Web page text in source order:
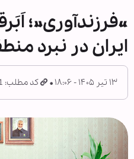
«فرزندآوری»؛
ایران در نبرد
۱۳ تیر ۱۴۰۵ - ۱۸:۰۶ کد مطلب: 1816011